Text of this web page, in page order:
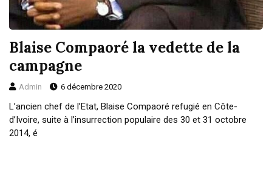
Blaise Compaoré la vedette de la
campagne
Admin 6 décembre 2020
L’ancien chef de l’Etat, Blaise Compaoré refugié en Côte-
d’Ivoire, suite à l’insurrection populaire des 30 et 31 octobre
2014, é